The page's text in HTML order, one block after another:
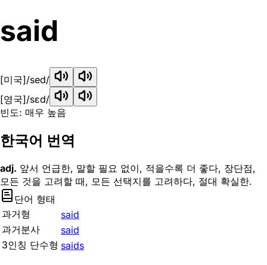
said
[미국]/sed/
[영국]/sɛd/
빈도: 매우 높음
한국어 번역
adj. 앞서 언급한, 말할 필요 없이, 적을수록 더 좋다, 장단점,
모든 것을 고려할 때, 모든 선택지를 고려하다, 절대 확실한.
단어 형태
과거형
said
과거분사
said
3인칭 단수형 saids